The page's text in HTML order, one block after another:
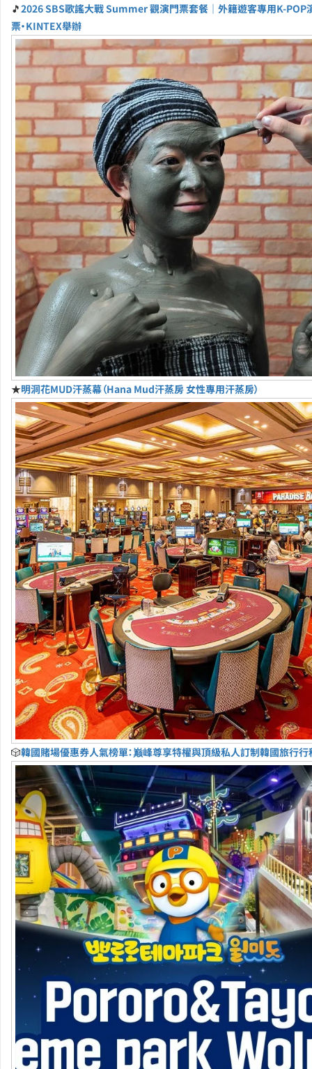
🎵2026 SBS歌謠大戰 Summer 觀演門票套餐｜外籍遊客專用K-POP
票・KINTEX舉辦
★明洞花MUD汗蒸幕（Hana Mud汗蒸房 女性專用汗蒸房）
🎲韓國賭場優惠券人氣榜單：巅峰尊享特權與頂級私人訂制韓國旅行行